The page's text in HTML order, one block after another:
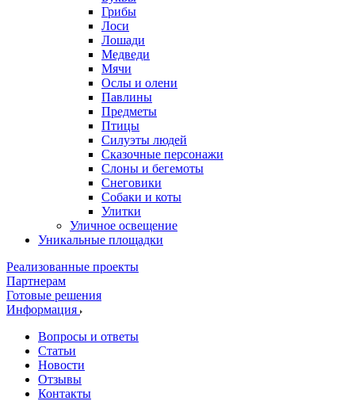
Грибы
Лоси
Лошади
Медведи
Мячи
Ослы и олени
Павлины
Предметы
Птицы
Силуэты людей
Сказочные персонажи
Слоны и бегемоты
Снеговики
Собаки и коты
Улитки
Уличное освещение
Уникальные площадки
Реализованные проекты
Партнерам
Готовые решения
Информация
Вопросы и ответы
Статьи
Новости
Отзывы
Контакты